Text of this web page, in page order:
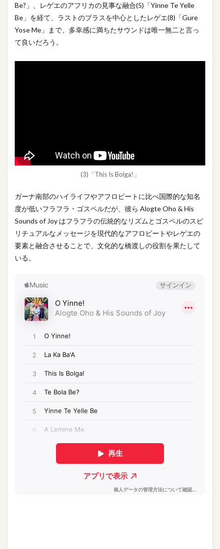
Be?」、レゲエのアフリカの見事な融合(5)「Yinne Te Yelle
Be」を経て、ラストのブラスを中心としたレゲエ(8)「Gure
Yose Me」まで、多幸感に満ちたサウンドは唯一無二と言っ
て良いだろう。
(3)「This Is Bolga!」
ガーナ南部のハイライフやアフロビートに比べ国際的な知名
度が低いフラフラ・ゴスペルだが、彼ら Alogte Oho & His
Sounds of Joy はフラフラの伝統的なリズムとゴスペルのスピ
リチュアルなメッセージを現代的なアフロビートやレゲエの
要素と融合させることで、文化的な橋渡しの役割を果たして
いる。